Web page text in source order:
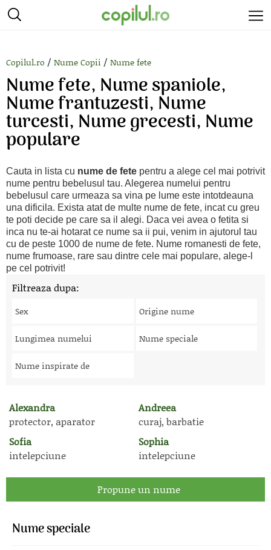
Copilul.ro / Nume Copii / Nume fete
Nume fete, Nume spaniole,
Nume frantuzesti, Nume
turcesti, Nume grecesti, Nume
populare
Cauta in lista cu nume de fete pentru a alege cel mai potrivit
nume pentru bebelusul tau. Alegerea numelui pentru
bebelusul care urmeaza sa vina pe lume este intotdeauna
una dificila. Exista atat de multe nume de fete, incat cu greu
te poti decide pe care sa il alegi. Daca vei avea o fetita si
inca nu te-ai hotarat ce nume sa ii pui, venim in ajutorul tau
cu de peste 1000 de nume de fete. Nume romanesti de fete,
nume frumoase, rare sau dintre cele mai populare, alege-l
pe cel potrivit!
Filtreaza dupa:
Sex Origine nume
Lungimea numelui Nume speciale
Nume inspirate de
Alexandra
protector, aparator
Andreea
curaj, barbatie
Sofia
intelepciune
Sophia
intelepciune
Propune un nume
Nume speciale